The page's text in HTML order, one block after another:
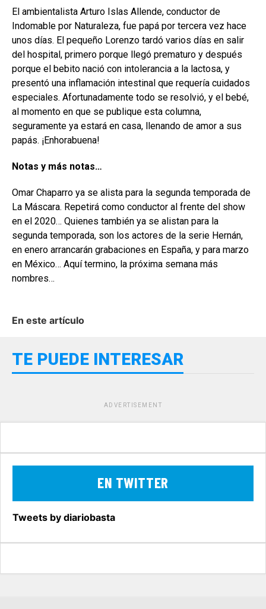
El ambientalista Arturo Islas Allende, conductor de
Indomable por Naturaleza, fue papá por tercera vez hace
unos días. El pequeño Lorenzo tardó varios días en salir
del hospital, primero porque llegó prematuro y después
porque el bebito nació con intolerancia a la lactosa, y
presentó una inflamación intestinal que requería cuidados
especiales. Afortunadamente todo se resolvió, y el bebé,
al momento en que se publique esta columna,
seguramente ya estará en casa, llenando de amor a sus
papás. ¡Enhorabuena!
Notas y más notas…
Omar Chaparro ya se alista para la segunda temporada de
La Máscara. Repetirá como conductor al frente del show
en el 2020… Quienes también ya se alistan para la
segunda temporada, son los actores de la serie Hernán,
en enero arrancarán grabaciones en España, y para marzo
en México… Aquí termino, la próxima semana más
nombres…
En este artículo
TE PUEDE INTERESAR
ADVERTISEMENT
EN TWITTER
Tweets by diariobasta